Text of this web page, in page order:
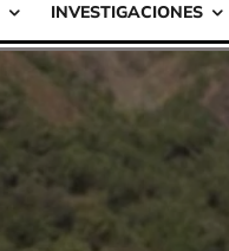
INVESTIGACIONES